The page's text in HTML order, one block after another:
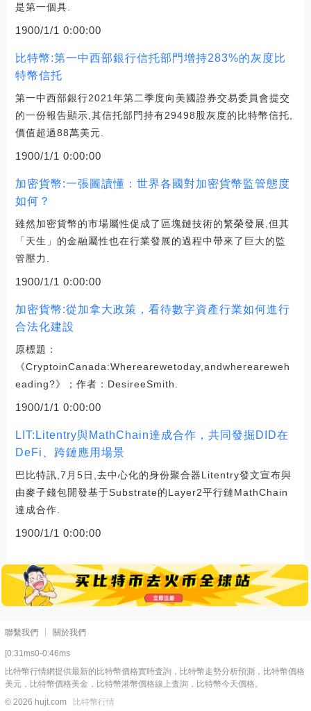
是第一個具.
1900/1/1 0:00:00
比特幣:第一中西部銀行信托部門增持283%的灰度比
特幣信托
第一中西部銀行2021年第二季度向美國證券交易委員會提交
的一份報告顯示,其信托部門持有29498股灰度的比特幣信托,
價值超過88萬美元.
1900/1/1 0:00:00
加密貨幣:一張圖讀懂：世界各國對加密貨幣監管態度
如何？
雖然加密貨幣的市場屬性促成了區塊鏈技術的繁榮發展,但其
「天生」的金融屬性也在行業發展的過程中帶來了巨大的監
管壓力.
1900/1/1 0:00:00
加密貨幣:從加拿大政策，看待數字資產行業如何進行
合法化建設
原標題：
《CryptoinCanada:Wherearewetoday,andwhereareweh
eading?》；作者：DesireeSmith.
1900/1/1 0:00:00
LIT:Litentry與MathChain達成合作，共同發掘DID在
DeFi、跨鏈應用場景
巴比特訊,7月5日,去中心化的身份聚合器Litentry發文宣布與
由麥子錢包開發基于Substrate的Layer2平行鏈MathChain
達成合作.
1900/1/1 0:00:00
聯繫我們 關於我們
[0:31ms0-0:46ms
比特幣行情網提供最新的比特幣價格實時査詢，比特幣走勢分析預測，比特幣價格
美元，比特幣價格美金，比特幣港幣價格線上査詢，比特幣今天價格。
© 2026 hujt.com
比特幣行情